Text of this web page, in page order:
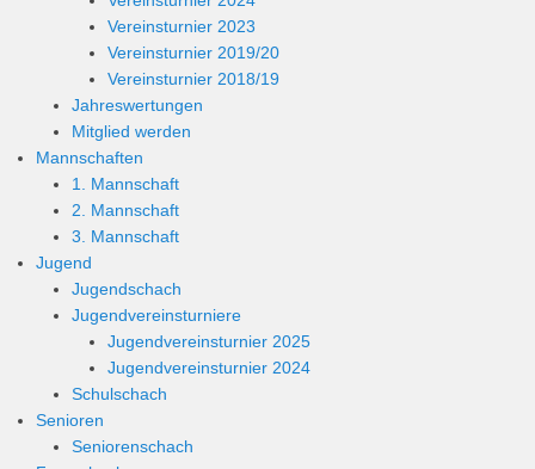
Vereinsturnier 2023
Vereinsturnier 2019/20
Vereinsturnier 2018/19
Jahreswertungen
Mitglied werden
Mannschaften
1. Mannschaft
2. Mannschaft
3. Mannschaft
Jugend
Jugendschach
Jugendvereinsturniere
Jugendvereinsturnier 2025
Jugendvereinsturnier 2024
Schulschach
Senioren
Seniorenschach